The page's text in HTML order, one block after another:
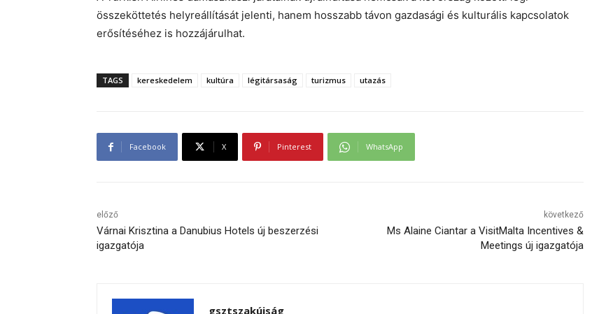
összeköttetés helyreállítását jelenti, hanem hosszabb távon gazdasági és kulturális kapcsolatok
erősítéséhez is hozzájárulhat.
TAGS kereskedelem kultúra légitársaság turizmus utazás
Facebook X Pinterest WhatsApp
előző
Várnai Krisztina a Danubius Hotels új beszerzési
igazgatója
következő
Ms Alaine Ciantar a VisitMalta Incentives &
Meetings új igazgatója
gsztszakújság